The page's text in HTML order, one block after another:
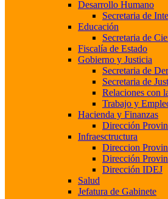
Desarrollo Humano
Secretaria de
Educación
Secretaria de
Fiscalía de Estado
Gobierno y Justicia
Secretaria de
Secretaria de
Relaciones con
Trabajo y
Hacienda y Finanzas
Dirección
Infraesctructura
Direccion
Dirección
Dirección IDEJ
Salud
Jefatura de Gabinete